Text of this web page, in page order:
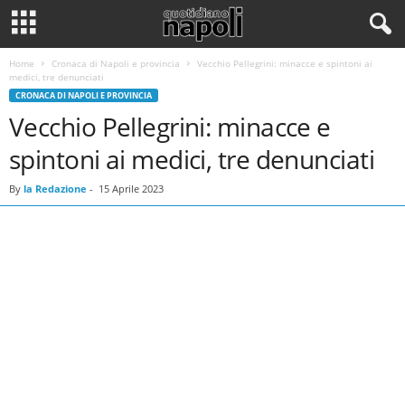
Home Cronaca di Napoli e provincia
Vecchio Pellegrini: minacce e spintoni ai
medici, tre denunciati
CRONACA DI NAPOLI E PROVINCIA
Vecchio Pellegrini: minacce e
spintoni ai medici, tre denunciati
By la Redazione - 15 Aprile 2023